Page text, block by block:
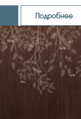
Подробнее